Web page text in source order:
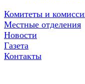
Комитеты и
Местные отделения
Новости
Газета
Контакты